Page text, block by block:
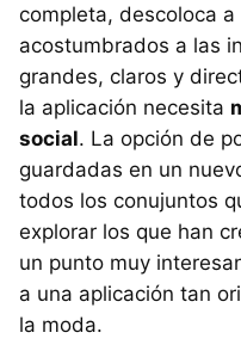
completa, descoloca
acostumbrados a las
grandes, claros y
la aplicación necesita
social. La opción de
guardadas en un
todos los conujuntos
explorar los que han
un punto muy
a una aplicación tan
la moda.